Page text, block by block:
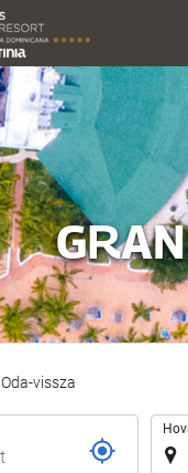
Oda-vissza